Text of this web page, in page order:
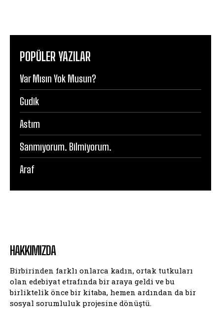
POPÜLER YAZILAR
Var Mısın Yok Musun?
Gudik
Astım
Sanmıyorum. Bilmiyorum.
Araf
HAKKIMIZDA
Birbirinden farklı onlarca kadın, ortak tutkuları
olan edebiyat etrafında bir araya geldi ve bu
birliktelik önce bir kitaba, hemen ardından da bir
sosyal sorumluluk projesine dönüştü.